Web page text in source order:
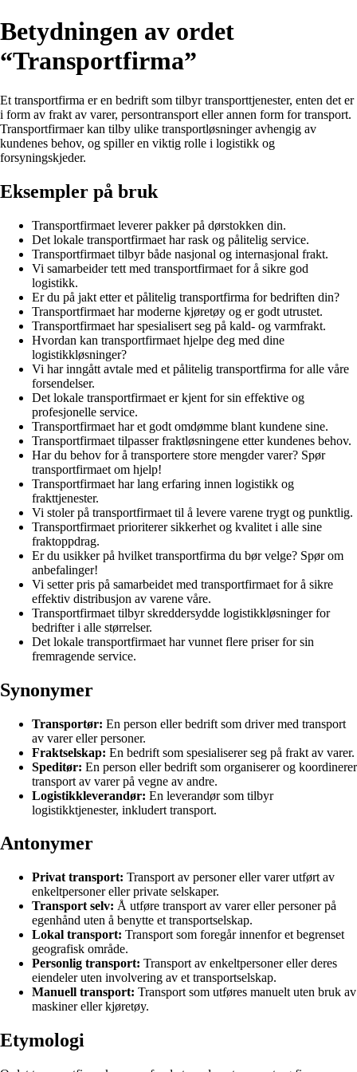
Betydningen av ordet
“Transportfirma”
Et transportfirma er en bedrift som tilbyr transporttjenester, enten det er
i form av frakt av varer, persontransport eller annen form for transport.
Transportfirmaer kan tilby ulike transportløsninger avhengig av
kundenes behov, og spiller en viktig rolle i logistikk og
forsyningskjeder.
Eksempler på bruk
Transportfirmaet leverer pakker på dørstokken din.
Det lokale transportfirmaet har rask og pålitelig service.
Transportfirmaet tilbyr både nasjonal og internasjonal frakt.
Vi samarbeider tett med transportfirmaet for å sikre god
logistikk.
Er du på jakt etter et pålitelig transportfirma for bedriften din?
Transportfirmaet har moderne kjøretøy og er godt utrustet.
Transportfirmaet har spesialisert seg på kald- og varmfrakt.
Hvordan kan transportfirmaet hjelpe deg med dine
logistikkløsninger?
Vi har inngått avtale med et pålitelig transportfirma for alle våre
forsendelser.
Det lokale transportfirmaet er kjent for sin effektive og
profesjonelle service.
Transportfirmaet har et godt omdømme blant kundene sine.
Transportfirmaet tilpasser fraktløsningene etter kundenes behov.
Har du behov for å transportere store mengder varer? Spør
transportfirmaet om hjelp!
Transportfirmaet har lang erfaring innen logistikk og
frakttjenester.
Vi stoler på transportfirmaet til å levere varene trygt og punktlig.
Transportfirmaet prioriterer sikkerhet og kvalitet i alle sine
fraktoppdrag.
Er du usikker på hvilket transportfirma du bør velge? Spør om
anbefalinger!
Vi setter pris på samarbeidet med transportfirmaet for å sikre
effektiv distribusjon av varene våre.
Transportfirmaet tilbyr skreddersydde logistikkløsninger for
bedrifter i alle størrelser.
Det lokale transportfirmaet har vunnet flere priser for sin
fremragende service.
Synonymer
Transportør: En person eller bedrift som driver med transport
av varer eller personer.
Fraktselskap: En bedrift som spesialiserer seg på frakt av varer.
Speditør: En person eller bedrift som organiserer og koordinerer
transport av varer på vegne av andre.
Logistikkleverandør: En leverandør som tilbyr
logistikktjenester, inkludert transport.
Antonymer
Privat transport: Transport av personer eller varer utført av
enkeltpersoner eller private selskaper.
Transport selv: Å utføre transport av varer eller personer på
egenhånd uten å benytte et transportselskap.
Lokal transport: Transport som foregår innenfor et begrenset
geografisk område.
Personlig transport: Transport av enkeltpersoner eller deres
eiendeler uten involvering av et transportselskap.
Manuell transport: Transport som utføres manuelt uten bruk av
maskiner eller kjøretøy.
Etymologi